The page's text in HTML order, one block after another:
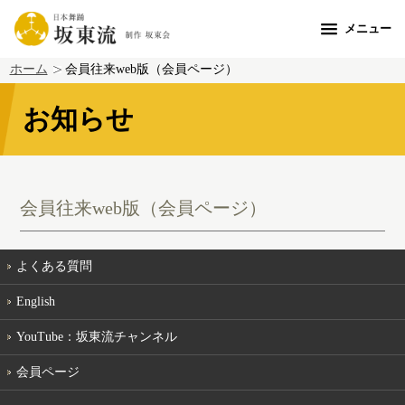
メニュー
ホーム 会員往来web版（会員ページ）
お知らせ
会員往来web版（会員ページ）
よくある質問
English
YouTube：坂東流チャンネル
会員ページ